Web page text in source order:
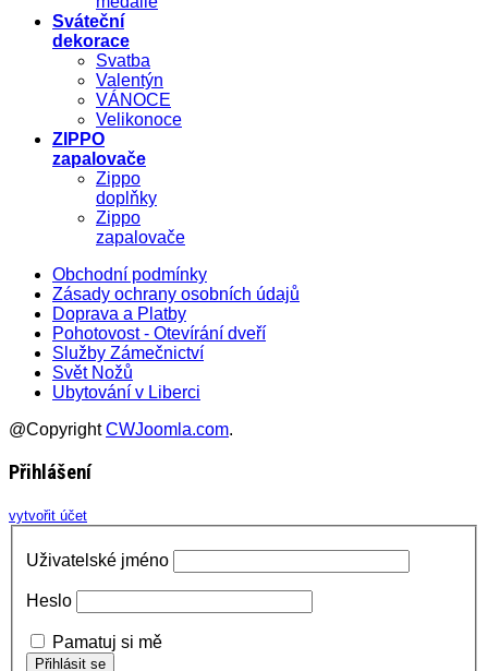
Sváteční
dekorace
Svatba
Valentýn
VÁNOCE
Velikonoce
ZIPPO
zapalovače
Zippo
doplňky
Zippo
zapalovače
Obchodní podmínky
Zásady ochrany osobních údajů
Doprava a Platby
Pohotovost - Otevírání dveří
Služby Zámečnictví
Svět Nožů
Ubytování v Liberci
@CopyrightCWJoomla.com.
Přihlášení
vytvořit účet
Uživatelské jméno
Heslo
Pamatuj si mě